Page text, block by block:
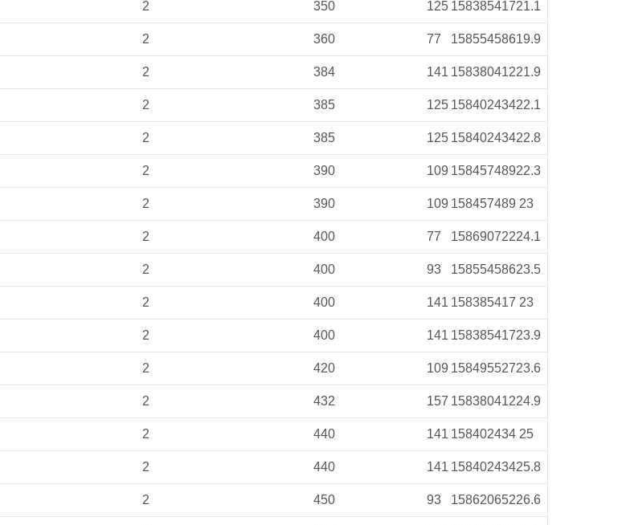
2 350 125 15838541721.1
2 360 77 15855458619.9
2 384 141 15838041221.9
2 385 125 15840243422.1
2 385 125 15840243422.8
2 390 109 15845748922.3
2 390 109 158457489 23
2 400 77 15869072224.1
2 400 93 15855458623.5
2 400 141 158385417 23
2 400 141 15838541723.9
2 420 109 15849552723.6
2 432 157 15838041224.9
2 440 141 158402434 25
2 440 141 15840243425.8
2 450 93 15862065226.6